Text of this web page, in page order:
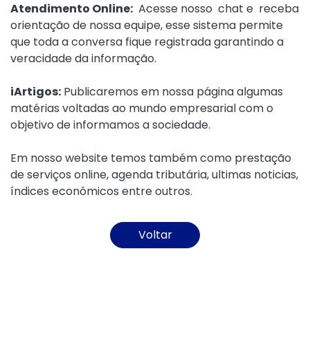
Atendimento Online: Acesse nosso chat e receba
orientação de nossa equipe, esse sistema permite
que toda a conversa fique registrada garantindo a
veracidade da informação.
iArtigos: Publicaremos em nossa página algumas
matérias voltadas ao mundo empresarial com o
objetivo de informamos a sociedade.
Em nosso website temos também como prestação
de serviços online, agenda tributária, ultimas noticias,
índices econômicos entre outros.
Voltar